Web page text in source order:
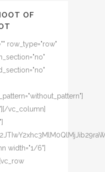
OF
row_type="row"
vc_column]
width="1/6"]